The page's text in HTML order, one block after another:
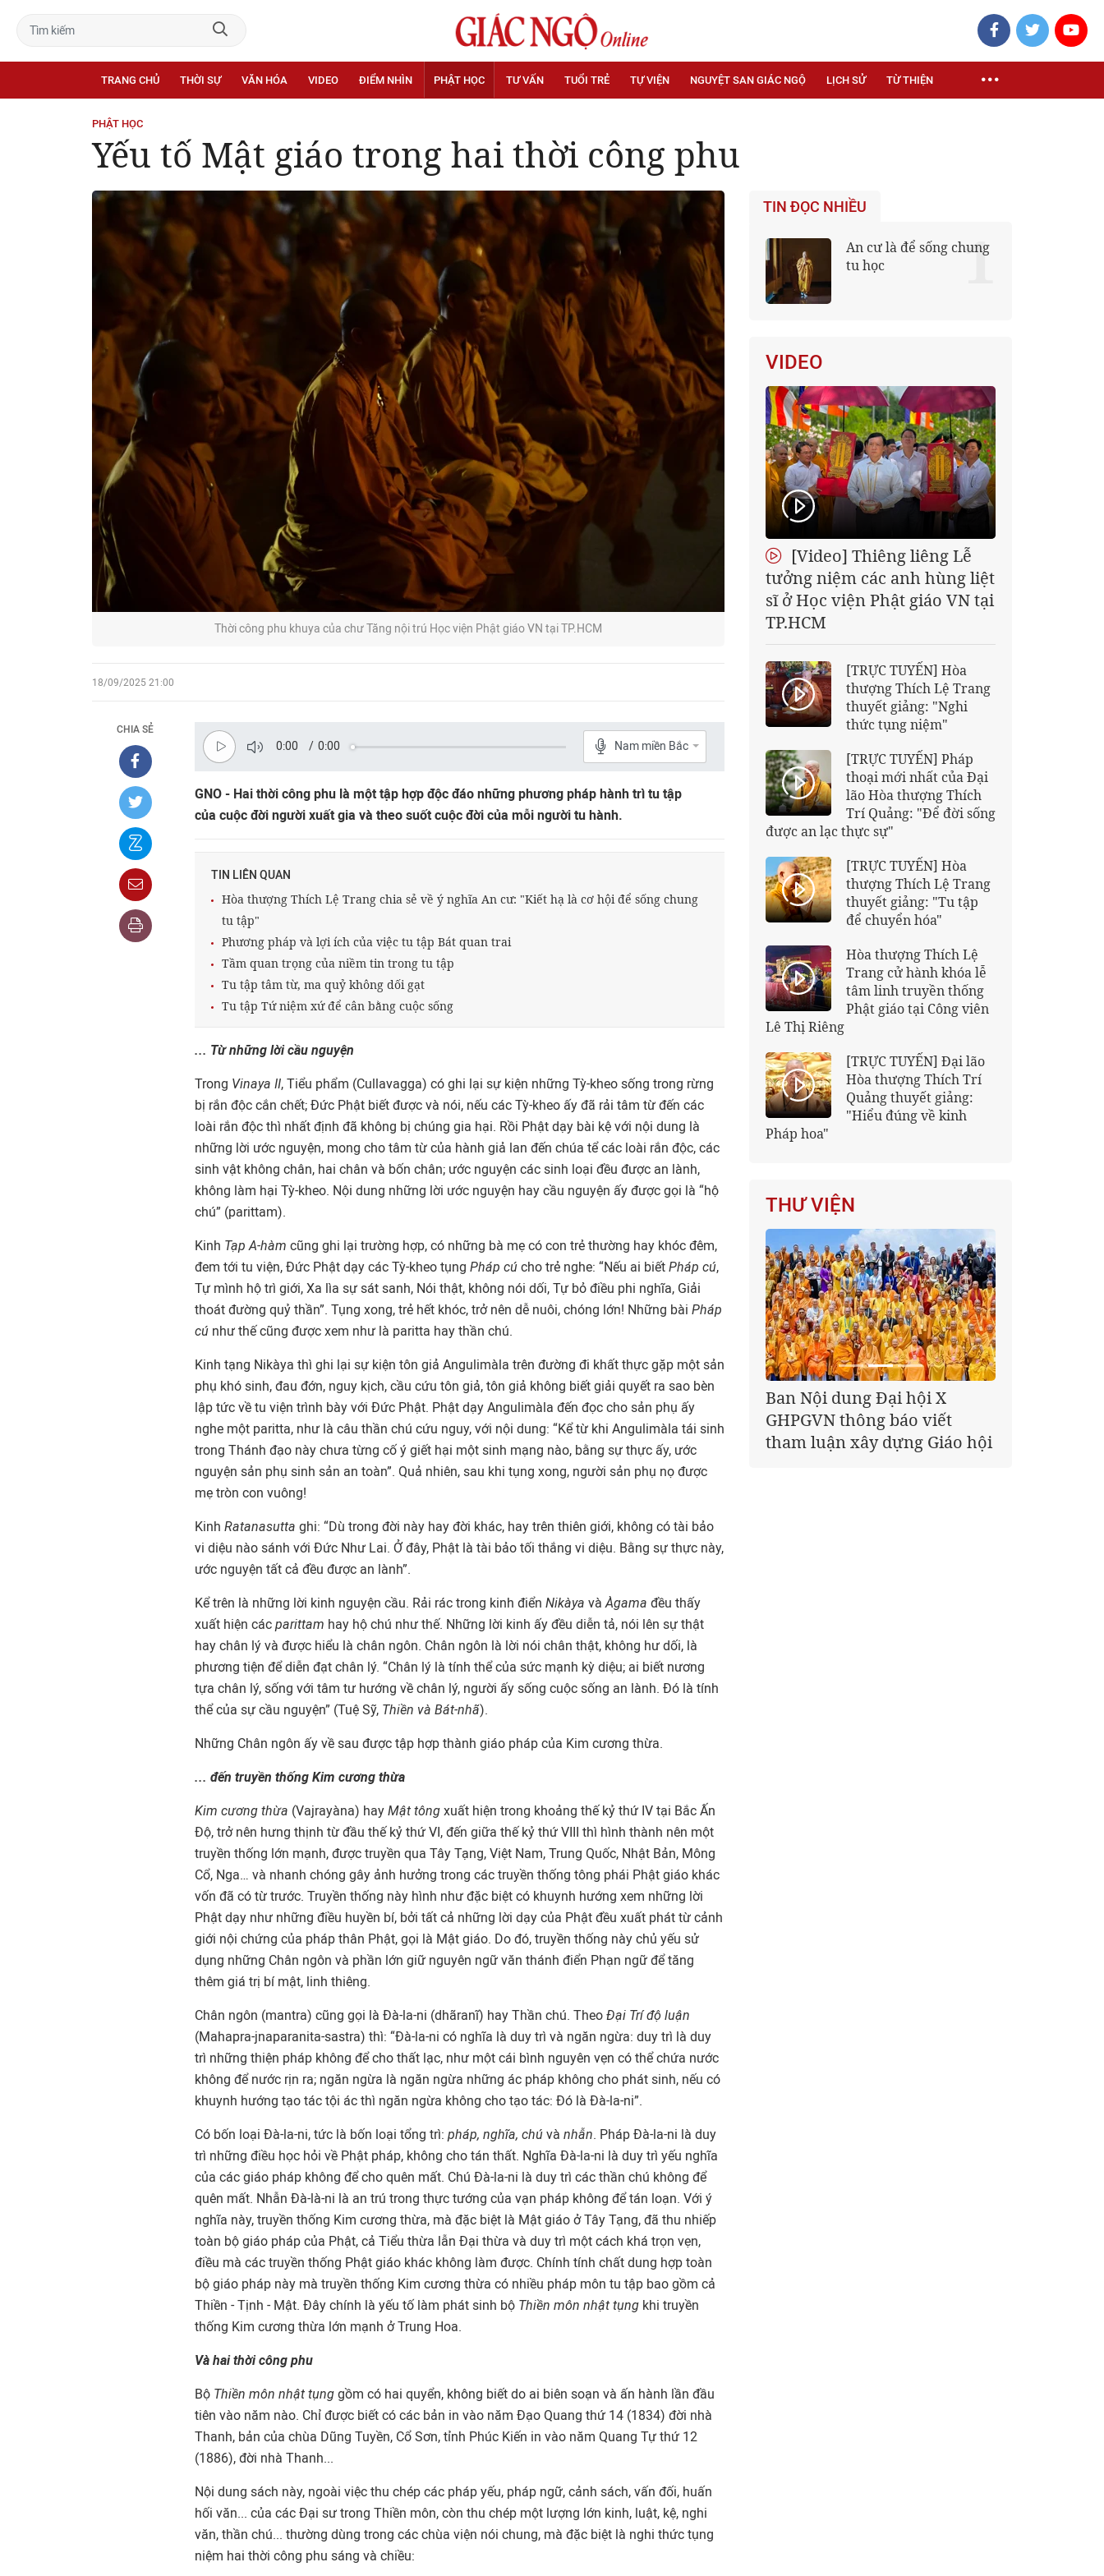
TRANG CHỦ THỜI SỰ VĂN HÓA VIDEO ĐIỂM NHÌN PHẬT HỌC TƯ VẤN TUỔI TRẺ TỰ VIỆN NGUYỆT SAN GIÁC NGỘ LỊCH SỬ TỪ THIỆN
PHẬT HỌC
Yếu tố Mật giáo trong hai thời công phu
Thời công phu khuya của chư Tăng nội trú Học viện Phật giáo VN tại TP.HCM
18/09/2025 21:00
CHIA SẺ
0:00 / 0:00 Nam miền Bắc
GNO - Hai thời công phu là một tập hợp độc đáo những phương pháp hành trì tu tập
của cuộc đời người xuất gia và theo suốt cuộc đời của mỗi người tu hành.
TIN LIÊN QUAN
Hòa thượng Thích Lệ Trang chia sẻ về ý nghĩa An cư: "Kiết hạ là cơ hội để sống chung
tu tập"
Phương pháp và lợi ích của việc tu tập Bát quan trai
Tầm quan trọng của niềm tin trong tu tập
Tu tập tâm từ, ma quỷ không dối gạt
Tu tập Tứ niệm xứ để cân bằng cuộc sống
... Từ những lời cầu nguyện
Trong Vinaya II, Tiểu phẩm (Cullavagga) có ghi lại sự kiện những Tỳ-kheo sống trong rừng
bị rắn độc cắn chết; Đức Phật biết được và nói, nếu các Tỳ-kheo ấy đã rải tâm từ đến các
loài rắn độc thì nhất định đã không bị chúng gia hại. Rồi Phật dạy bài kệ với nội dung là
những lời ước nguyện, mong cho tâm từ của hành giả lan đến chúa tể các loài rắn độc, các
sinh vật không chân, hai chân và bốn chân; ước nguyện các sinh loại đều được an lành,
không làm hại Tỳ-kheo. Nội dung những lời ước nguyện hay cầu nguyện ấy được gọi là “hộ
chú” (parittam).
Kinh Tạp A-hàm cũng ghi lại trường hợp, có những bà mẹ có con trẻ thường hay khóc đêm,
đem tới tu viện, Đức Phật dạy các Tỳ-kheo tụng Pháp cú cho trẻ nghe: “Nếu ai biết Pháp cú,
Tự mình hộ trì giới, Xa lìa sự sát sanh, Nói thật, không nói dối, Tự bỏ điều phi nghĩa, Giải
thoát đường quỷ thần”. Tụng xong, trẻ hết khóc, trở nên dễ nuôi, chóng lớn! Những bài Pháp
cú như thế cũng được xem như là paritta hay thần chú.
Kinh tạng Nikàya thì ghi lại sự kiện tôn giả Angulimàla trên đường đi khất thực gặp một sản
phụ khó sinh, đau đớn, nguy kịch, cầu cứu tôn giả, tôn giả không biết giải quyết ra sao bèn
lập tức về tu viện trình bày với Đức Phật. Phật dạy Angulimàla đến đọc cho sản phụ ấy
nghe một paritta, như là câu thần chú cứu nguy, với nội dung: “Kể từ khi Angulimàla tái sinh
trong Thánh đạo này chưa từng cố ý giết hại một sinh mạng nào, bằng sự thực ấy, ước
nguyện sản phụ sinh sản an toàn”. Quả nhiên, sau khi tụng xong, người sản phụ nọ được
mẹ tròn con vuông!
Kinh Ratanasutta ghi: “Dù trong đời này hay đời khác, hay trên thiên giới, không có tài bảo
vi diệu nào sánh với Đức Như Lai. Ở đây, Phật là tài bảo tối thắng vi diệu. Bằng sự thực này,
ước nguyện tất cả đều được an lành”.
Kể trên là những lời kinh nguyện cầu. Rải rác trong kinh điển Nikàya vàÀgama đều thấy
xuất hiện các parittam hay hộ chú như thế. Những lời kinh ấy đều diễn tả, nói lên sự thật
hay chân lý và được hiểu là chân ngôn. Chân ngôn là lời nói chân thật, không hư dối, là
phương tiện để diễn đạt chân lý. “Chân lý là tính thể của sức mạnh kỳ diệu; ai biết nương
tựa chân lý, sống với tâm tư hướng về chân lý, người ấy sống cuộc sống an lành. Đó là tính
thể của sự cầu nguyện” (Tuệ Sỹ, Thiền và Bát-nhã).
Những Chân ngôn ấy về sau được tập hợp thành giáo pháp của Kim cương thừa.
... đến truyền thống Kim cương thừa
Kim cương thừa (Vajrayàna) hay Mật tông xuất hiện trong khoảng thế kỷ thứ IV tại Bắc Ấn
Độ, trở nên hưng thịnh từ đầu thế kỷ thứ VI, đến giữa thế kỷ thứ VIII thì hình thành nên một
truyền thống lớn mạnh, được truyền qua Tây Tạng, Việt Nam, Trung Quốc, Nhật Bản, Mông
Cổ, Nga… và nhanh chóng gây ảnh hưởng trong các truyền thống tông phái Phật giáo khác
vốn đã có từ trước. Truyền thống này hình như đặc biệt có khuynh hướng xem những lời
Phật dạy như những điều huyền bí, bởi tất cả những lời dạy của Phật đều xuất phát từ cảnh
giới nội chứng của pháp thân Phật, gọi là Mật giáo. Do đó, truyền thống này chủ yếu sử
dụng những Chân ngôn và phần lớn giữ nguyên ngữ văn thánh điển Phạn ngữ để tăng
thêm giá trị bí mật, linh thiêng.
Chân ngôn (mantra) cũng gọi là Đà-la-ni (dhãranĩ) hay Thần chú. Theo Ðại Trí độ luận
(Mahapra-jnaparanita-sastra) thì: “Đà-la-ni có nghĩa là duy trì và ngăn ngừa: duy trì là duy
trì những thiện pháp không để cho thất lạc, như một cái bình nguyên vẹn có thể chứa nước
không để nước rịn ra; ngăn ngừa là ngăn ngừa những ác pháp không cho phát sinh, nếu có
khuynh hướng tạo tác tội ác thì ngăn ngừa không cho tạo tác: Đó là Đà-la-ni”.
Có bốn loại Đà-la-ni, tức là bốn loại tổng trì: pháp, nghĩa, chú và nhẫn. Pháp Đà-la-ni là duy
trì những điều học hỏi về Phật pháp, không cho tán thất. Nghĩa Đà-la-ni là duy trì yếu nghĩa
của các giáo pháp không để cho quên mất. Chú Đà-la-ni là duy trì các thần chú không để
quên mất. Nhẫn Đà-là-ni là an trú trong thực tướng của vạn pháp không để tán loạn. Với ý
nghĩa này, truyền thống Kim cương thừa, mà đặc biệt là Mật giáo ở Tây Tạng, đã thu nhiếp
toàn bộ giáo pháp của Phật, cả Tiểu thừa lẫn Đại thừa và duy trì một cách khá trọn vẹn,
điều mà các truyền thống Phật giáo khác không làm được. Chính tính chất dung hợp toàn
bộ giáo pháp này mà truyền thống Kim cương thừa có nhiều pháp môn tu tập bao gồm cả
Thiền - Tịnh - Mật. Đây chính là yếu tố làm phát sinh bộ Thiền môn nhật tụng khi truyền
thống Kim cương thừa lớn mạnh ở Trung Hoa.
Và hai thời công phu
Bộ Thiền môn nhật tụng gồm có hai quyển, không biết do ai biên soạn và ấn hành lần đầu
tiên vào năm nào. Chỉ được biết có các bản in vào năm Đạo Quang thứ 14 (1834) đời nhà
Thanh, bản của chùa Dũng Tuyền, Cổ Sơn, tỉnh Phúc Kiến in vào năm Quang Tự thứ 12
(1886), đời nhà Thanh...
Nội dung sách này, ngoài việc thu chép các pháp yếu, pháp ngữ, cảnh sách, vấn đối, huấn
hối văn... của các Đại sư trong Thiền môn, còn thu chép một lượng lớn kinh, luật, kệ, nghi
văn, thần chú... thường dùng trong các chùa viện nói chung, mà đặc biệt là nghi thức tụng
niệm hai thời công phu sáng và chiều:
TIN ĐỌC NHIỀU
An cư là để sống chung
tu học
1
VIDEO
[Video] Thiêng liêng Lễ
tưởng niệm các anh hùng liệt
sĩ ở Học viện Phật giáo VN tại
TP.HCM
[TRỰC TUYẾN] Hòa
thượng Thích Lệ Trang
thuyết giảng: "Nghi
thức tụng niệm"
[TRỰC TUYẾN] Pháp
thoại mới nhất của Đại
lão Hòa thượng Thích
Trí Quảng: "Để đời sống
được an lạc thực sự"
[TRỰC TUYẾN] Hòa
thượng Thích Lệ Trang
thuyết giảng: "Tu tập
để chuyển hóa"
Hòa thượng Thích Lệ
Trang cử hành khóa lễ
tâm linh truyền thống
Phật giáo tại Công viên
Lê Thị Riêng
[TRỰC TUYẾN] Đại lão
Hòa thượng Thích Trí
Quảng thuyết giảng:
"Hiểu đúng về kinh
Pháp hoa"
THƯ VIỆN
Giáo hội kêu gọi Tăng Ni,
Phật tử cả nước thể hiện tấm
lòng tri ân trọn vẹn nghĩa